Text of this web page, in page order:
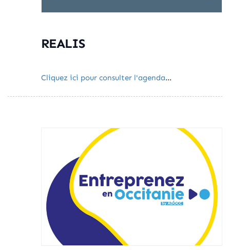
REALIS
Cliquez ici pour consulter l'agenda...